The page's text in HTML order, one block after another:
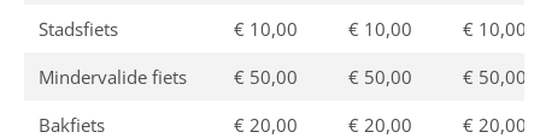
Stadsfiets
€ 10,00 € 10,00
€ 10,00
Mindervalide fiets
€ 50,00 € 50,00
€ 50,00
Bakfiets
€ 20,00 € 20,00
€ 20,00